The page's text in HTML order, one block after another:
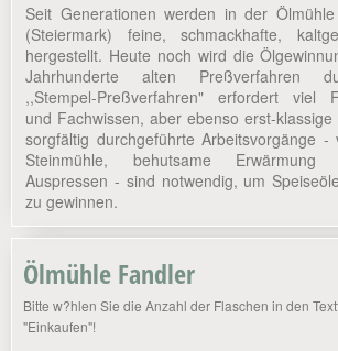
Seit Generationen werden in der
(Steiermark) feine, schmackhafte,
hergestellt. Heute noch wird die
Jahrhunderte alten Preßverfahren
,,Stempel-Preßverfahren" erfordert viel
und Fachwissen, aber ebenso erst-
sorgfältig durchgeführte Arbeitsvorgänge
Steinmühle, behutsame
Auspressen - sind notwendig, um
zu gewinnen.
Ölmühle Fandler
Bitte w?hlen Sie die Anzahl der Flaschen in den
"Einkaufen"!